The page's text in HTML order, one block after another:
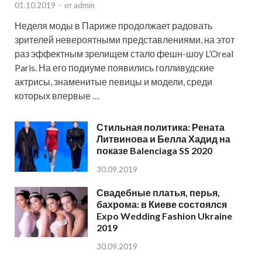
01.10.2019 - от admin
Неделя моды в Париже продолжает радовать
зрителей невероятными представлениями, на этот
раз эффектным зрелищем стало фешн-шоу L’Oreal
Paris. На его подиуме появились голливудские
актрисы, знаменитые певицы и модели, среди
которых впервые …
Стильная политика: Рената
Литвинова и Белла Хадид на
показе Balenciaga SS 2020
30.09.2019
Свадебные платья, перья,
бахрома: в Киеве состоялся
Expo Wedding Fashion Ukraine
2019
30.09.2019